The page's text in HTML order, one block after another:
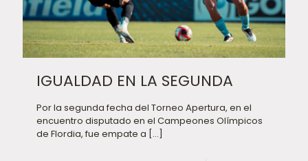
IGUALDAD EN LA SEGUNDA
Por la segunda fecha del Torneo Apertura, en el
encuentro disputado en el Campeones Olímpicos
de Flordia, fue empate a […]